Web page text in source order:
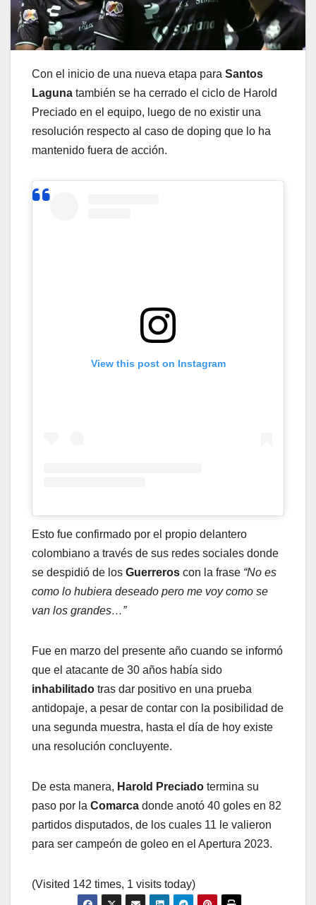
Con el inicio de una nueva etapa para Santos
Laguna también se ha cerrado el ciclo de Harold
Preciado en el equipo, luego de no existir una
resolución respecto al caso de doping que lo ha
mantenido fuera de acción.
View this post on Instagram
Esto fue confirmado por el propio delantero
colombiano a través de sus redes sociales donde
se despidió de los Guerreros con la frase “No es
como lo hubiera deseado pero me voy como se
van los grandes…”
Fue en marzo del presente año cuando se informó
que el atacante de 30 años había sido
inhabilitado tras dar positivo en una prueba
antidopaje, a pesar de contar con la posibilidad de
una segunda muestra, hasta el día de hoy existe
una resolución concluyente.
De esta manera, Harold Preciado termina su
paso por la Comarca donde anotó 40 goles en 82
partidos disputados, de los cuales 11 le valieron
para ser campeón de goleo en el Apertura 2023.
(Visited 142 times, 1 visits today)